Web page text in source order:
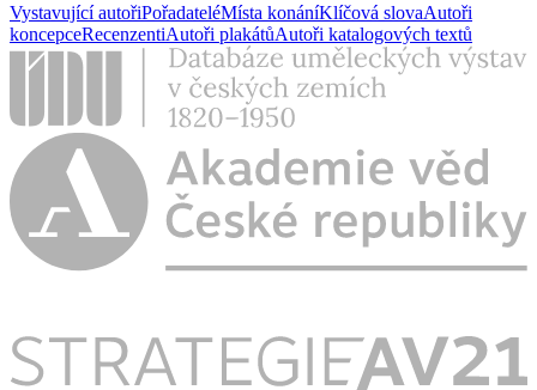
Vystavující autořiPořadateléMísta konáníKlíčová slovaAutoři
koncepceRecenzentiAutoři plakátůAutoři katalogových textů